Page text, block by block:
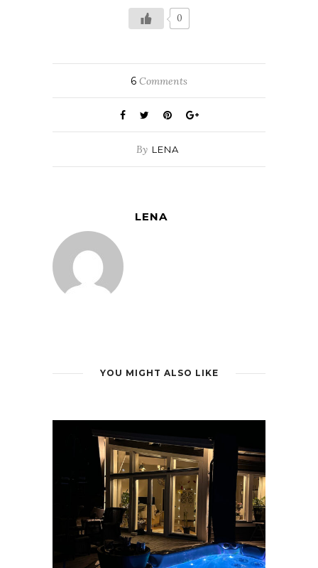
0
6 Comments
By LENA
LENA
YOU MIGHT ALSO LIKE